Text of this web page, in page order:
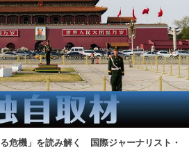
る危機」を読み解く 国際ジャーナリスト・